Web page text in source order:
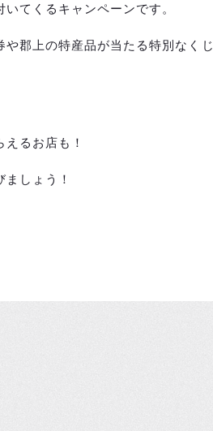
てくるキャンペーンです。
や郡上の特産品が当たる特別なくじ
るお店も！
しょう！